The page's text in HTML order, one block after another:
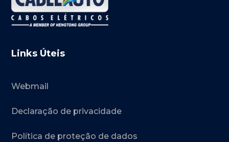
Links Úteis
Webmail
Declaração de privacidade
Política de proteção de dados